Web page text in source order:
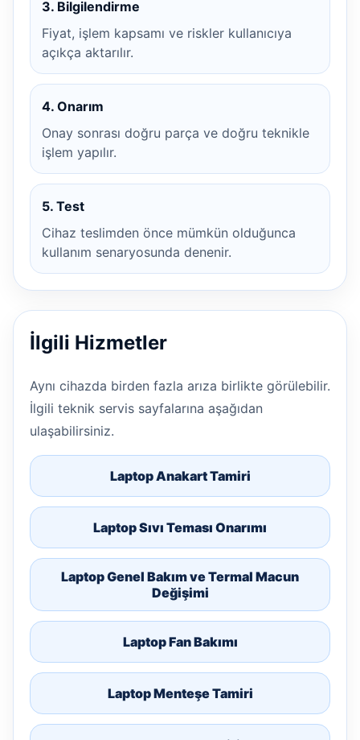
3. Bilgilendirme
Fiyat, işlem kapsamı ve riskler kullanıcıya
açıkça aktarılır.
4. Onarım
Onay sonrası doğru parça ve doğru teknikle
işlem yapılır.
5. Test
Cihaz teslimden önce mümkün olduğunca
kullanım senaryosunda denenir.
İlgili Hizmetler
Aynı cihazda birden fazla arıza birlikte görülebilir.
İlgili teknik servis sayfalarına aşağıdan
ulaşabilirsiniz.
Laptop Anakart Tamiri
Laptop Sıvı Teması Onarımı
Laptop Genel Bakım ve Termal Macun
Değişimi
Laptop Fan Bakımı
Laptop Menteşe Tamiri